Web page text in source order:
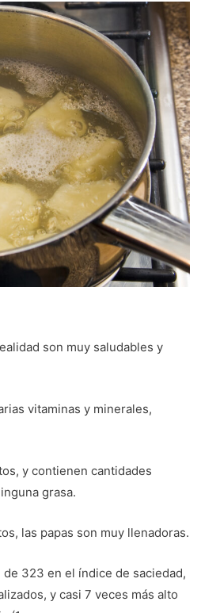
son muy saludables y
vitaminas y minerales,
y contienen cantidades
grasa.
las papas son muy llenadoras.
323 en el índice de saciedad,
y casi 7 veces más alto